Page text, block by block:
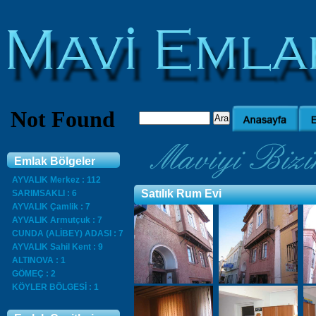
Emlak Bölgeler
AYVALIK Merkez : 112
SARIMSAKLI : 6
AYVALIK Çamlik : 7
AYVALIK Armutçuk : 7
CUNDA (ALİBEY) ADASI : 7
AYVALIK Sahil Kent : 9
ALTINOVA : 1
GÖMEÇ : 2
KÖYLER BÖLGESİ : 1
Satılık Rum Evi